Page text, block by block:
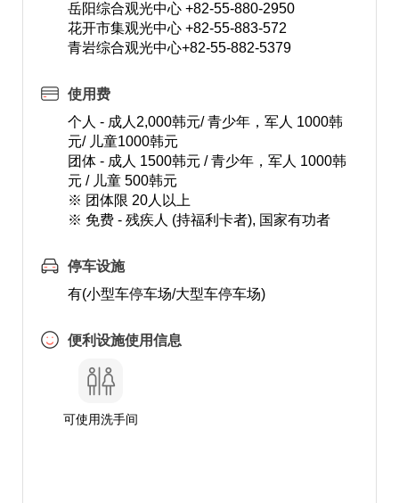
岳阳综合观光中心 +82-55-880-2950
花开市集观光中心 +82-55-883-572
青岩综合观光中心+82-55-882-5379
使用费
个人 - 成人2,000韩元/ 青少年，军人 1000韩
元/ 儿童1000韩元
团体 - 成人 1500韩元 / 青少年，军人 1000韩
元 / 儿童 500韩元
※ 团体限 20人以上
※ 免费 - 残疾人 (持福利卡者), 国家有功者
停车设施
有(小型车停车场/大型车停车场)
便利设施使用信息
可使用洗手间